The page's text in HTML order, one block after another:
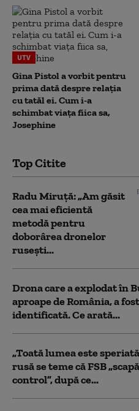
UTV
Gina Pistol a vorbit pentru
prima dată despre relația
cu tatăl ei. Cum i-a
schimbat viața fiica sa,
Josephine
Top Citite
Radu Miruță: „Am găsit
cea mai eficientă
metodă pentru
doborârea dronelor
rusești...
Drona care a explodat în
aproape de România, a fost
identificată. Ce arată...
„Toată lumea este
rusă se teme că FSB
control”, după ce...